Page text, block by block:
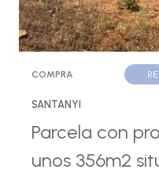
COMPRA
SANTANYI
Parcela con
unos 356m2